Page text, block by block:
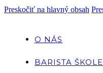
Preskočiť na hlavný obsah
O NÁS
BARISTA